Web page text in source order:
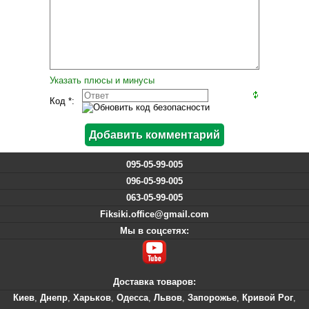
Указать плюсы и минусы
Код *:
095-05-99-005
096-05-99-005
063-05-99-005
Fiksiki.office@gmail.com
Мы в соцсетях:
Доставка товаров:
Киев, Днепр, Харьков, Одесса, Львов, Запорожье, Кривой Рог,